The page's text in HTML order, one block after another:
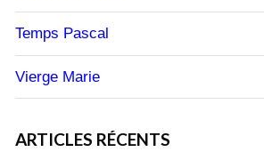
Temps Pascal
Vierge Marie
ARTICLES RÉCENTS